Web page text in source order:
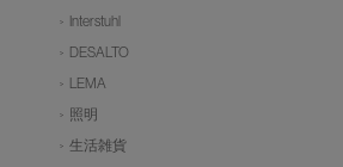
Interstuhl
DESALTO
LEMA
照明
生活雑貨